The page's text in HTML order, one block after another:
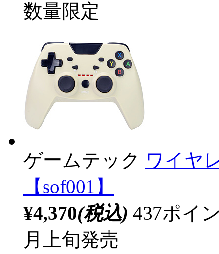
数量限定
ゲームテック ワイヤ
【sof001】
¥4,370(税込) 437ポイ
月上旬発売